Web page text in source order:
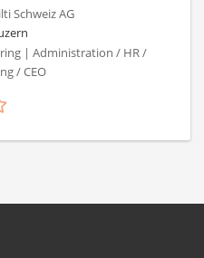
Schweiz AG
| Administration / HR /
/ CEO